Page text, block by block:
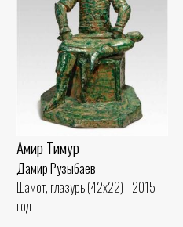
Амир Тимур
Дамир Рузыбаев
Шамот, глазурь (42x22) - 2015
год